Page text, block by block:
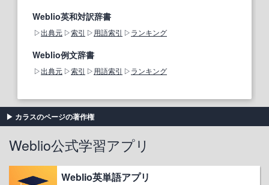
Weblio英和対訳辞書
出典元 索引 用語索引 ランキング
Weblio例文辞書
出典元 索引 用語索引 ランキング
カラスのページの著作権
Weblio公式学習アプリ
Weblio英単語アプリ